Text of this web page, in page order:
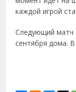
каждой игрой
Следующий матч
сентября дома.